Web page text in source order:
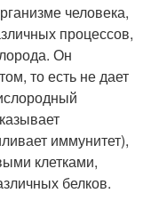
человека,
процессов,
Он
то есть не дает
иммунитет),
клетками,
белков.